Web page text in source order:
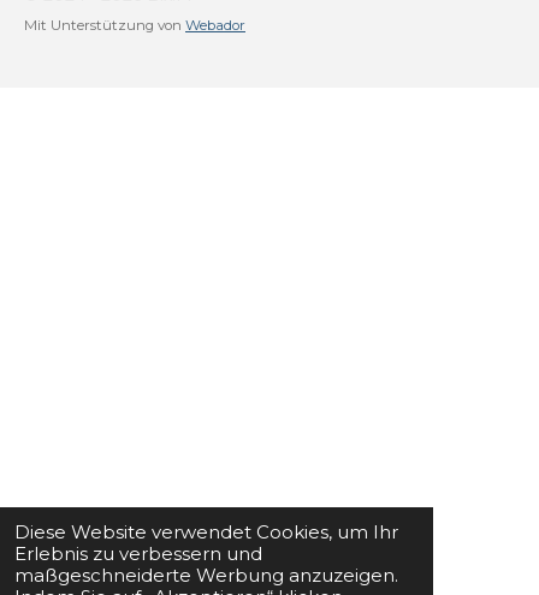
Diese Website verwendet Cookies, um Ihr
Erlebnis zu verbessern und
maßgeschneiderte Werbung anzuzeigen.
Mit Unterstützung von Webador